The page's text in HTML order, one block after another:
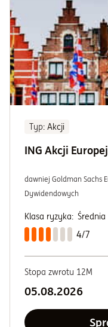
Typ: Akcji
ING Akcji
dawniej Goldman Sachs
Dywidendowych
Klasa ryzyka: Średnia
4/7
Stopa zwrotu 12M
05.08.2026